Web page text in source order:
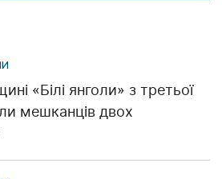
«Білі янголи» з третьої
мешканців двох